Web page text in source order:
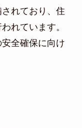
れており、住
れています。
全確保に向け